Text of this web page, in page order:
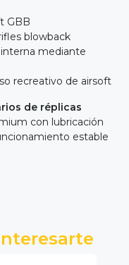
GBB
blowback
mediante
recreativo de airsoft
de réplicas
con lubricación
estable